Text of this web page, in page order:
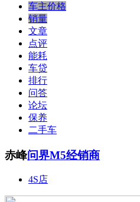
车主价格
销量
文章
点评
能耗
车贷
排行
问答
论坛
保养
二手车
赤峰问界M5经销商
4S店